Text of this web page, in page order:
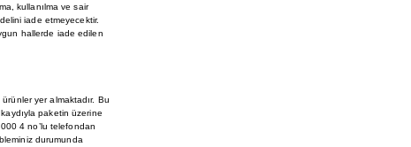
kullanılma ve sair
iade etmeyecektir.
hallerde iade edilen
yer almaktadır. Bu
paketin üzerine
4 no’lu telefondan
durumunda